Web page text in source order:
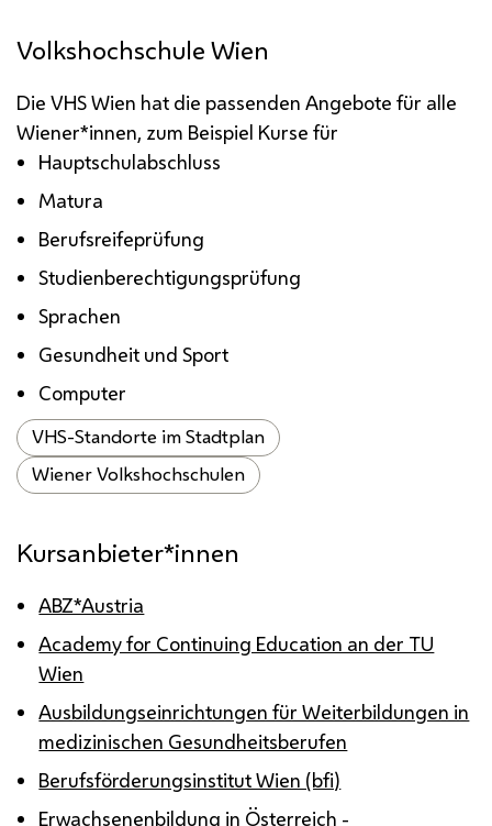
Volkshochschule Wien
Die VHS Wien hat die passenden Angebote für alle
Wiener*innen, zum Beispiel Kurse für
Hauptschulabschluss
Matura
Berufsreifeprüfung
Studienberechtigungsprüfung
Sprachen
Gesundheit und Sport
Computer
VHS-Standorte im Stadtplan
Wiener Volkshochschulen
Kursanbieter*innen
ABZ*Austria
Academy for Continuing Education an der TU
Wien
Ausbildungseinrichtungen für Weiterbildungen in
medizinischen Gesundheitsberufen
Berufsförderungsinstitut Wien (bfi)
Erwachsenenbildung in Österreich -